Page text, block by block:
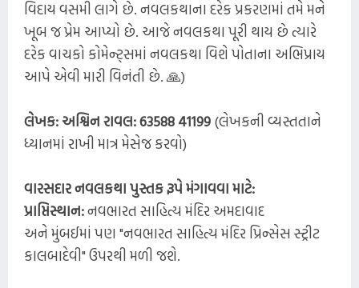
વિદાય વસમી લાગે છે. નવલકથાના દરેક પ્રકરણમાં તમે મને
ખૂબ જ પ્રેમ આપ્યો છે. આજે નવલકથા પૂરી થાય છે ત્યારે
દરેક વાચકો કોમેન્ટ્સમાં નવલકથા વિશે પોતાના અભિપ્રાય
આપે એવી મારી વિનંતી છે. 🙏)
લેખક:અશ્વિન રાવલ: 63588 41199(લેખકની વ્યસ્તતાને
ધ્યાનમાં રાખી માત્ર મેસેજ કરવો)
વારસદાર નવલકથા પુસ્તક રૂપે મંગાવવા માટે:
પ્રાપ્તિસ્થાન:નવભારત સાહિત્ય મંદિર અમદાવાદ
અને મુંબઈમાં પણ "નવભારત સાહિત્ય મંદિર પ્રિન્સેસ સ્ટ્રીટ
કાલબાદેવી" ઉપરથી મળી જશે.